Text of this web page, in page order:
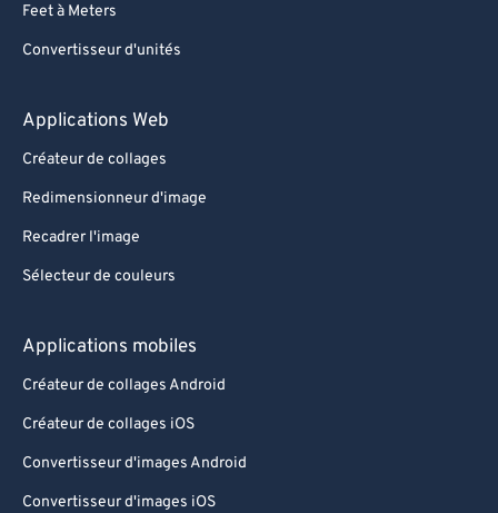
Feet à Meters
Convertisseur d'unités
Applications Web
Créateur de collages
Redimensionneur d'image
Recadrer l'image
Sélecteur de couleurs
Applications mobiles
Créateur de collages Android
Créateur de collages iOS
Convertisseur d'images Android
Convertisseur d'images iOS